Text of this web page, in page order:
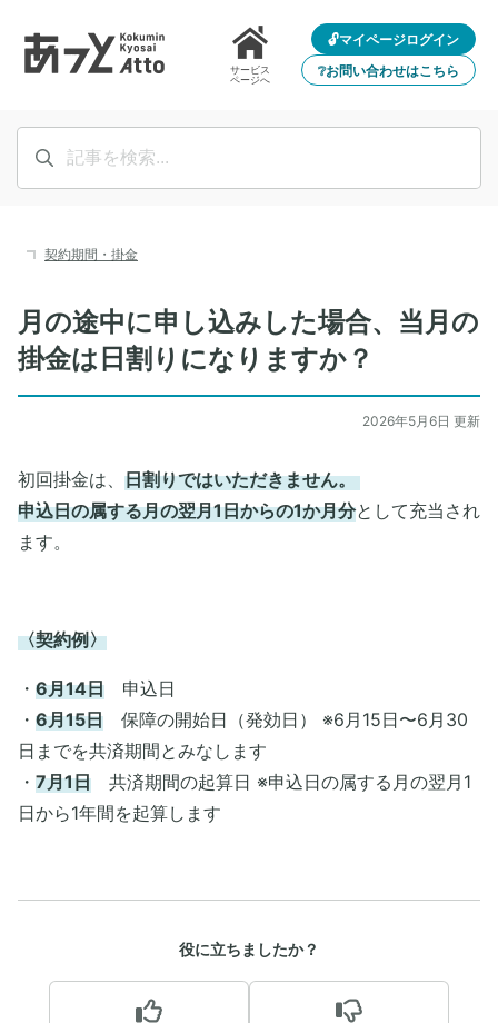
サービス
ページへ
🔓マイページログイン
❔お問い合わせはこちら
契約期間・掛金
月の途中に申し込みした場合、当月の
掛金は日割りになりますか？
2026年5月6日 更新
初回掛金は、 日割りではいただきません。
申込日の属する月の翌月1日からの1か月分として充当され
ます。
〈契約例〉
・ 6月14日 申込日
・ 6月15日 保障の開始日（発効日） ※6月15日〜6月30
日までを共済期間とみなします
・ 7月1日 共済期間の起算日 ※申込日の属する月の翌月1
日から1年間を起算します
役に立ちましたか？